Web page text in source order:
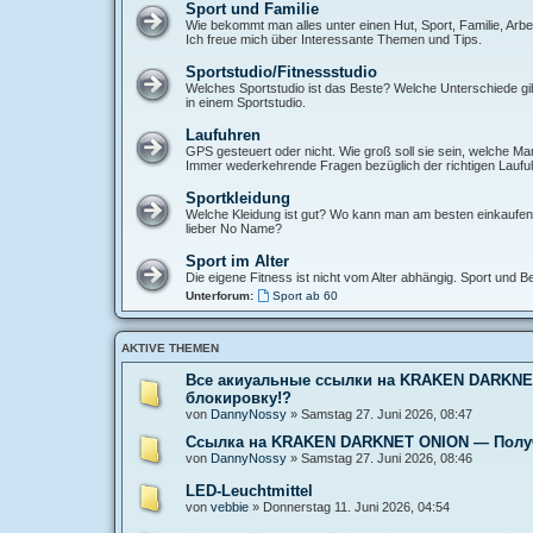
Sport und Familie
Wie bekommt man alles unter einen Hut, Sport, Familie,
Ich freue mich über Interessante Themen und Tips.
Sportstudio/Fitnessstudio
Welches Sportstudio ist das Beste? Welche Unterschiede
in einem Sportstudio.
Laufuhren
GPS gesteuert oder nicht. Wie groß soll sie sein, welche
Immer wederkehrende Fragen bezüglich der richtigen
Sportkleidung
Welche Kleidung ist gut? Wo kann man am besten
lieber No Name?
Sport im Alter
Die eigene Fitness ist nicht vom Alter abhängig. Sport und
Unterforum: Sport ab 60
AKTIVE THEMEN
Все акиуальные ссылки на KRAKEN
блокировку!?
von DannyNossy » Samstag 27. Juni 2026, 08:47
Ссылка на KRAKEN DARKNET ONION —
von DannyNossy » Samstag 27. Juni 2026, 08:46
LED-Leuchtmittel
von vebbie » Donnerstag 11. Juni 2026, 04:54